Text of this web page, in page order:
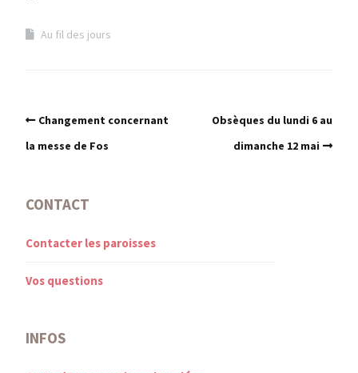
Au fil des jours
Changement concernant
la messe de Fos
Obsèques du lundi 6 au
dimanche 12 mai
CONTACT
Contacter les paroisses
Vos questions
INFOS